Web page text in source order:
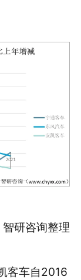
研咨询整理
客车自2016